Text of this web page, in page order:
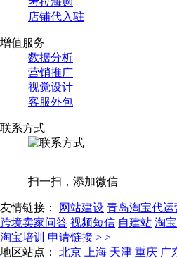
店铺代入驻
增值服务
数据分析
营销推广
视觉设计
客服外包
联系方式
扫一扫，添加微信
友情链接： 网站建设 青岛淘宝代运
跨境卖家问答 视频短信 自建站 淘
淘宝培训 申请链接 > >
地区站点：
北京 上海 天津 重庆 广